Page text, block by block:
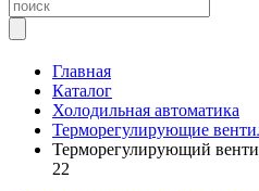
Главная
Каталог
Холодильная автоматика
Терморегулирующие
Терморегулирующий
22